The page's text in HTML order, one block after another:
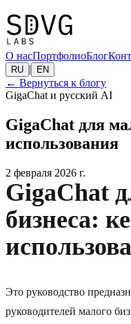
О насПортфолиоБлог
RU | EN
← Вернуться к блогу
GigaChat и русский AI
GigaChat для
использования
2 февраля 2026 г.
GigaChat
бизнеса:
Это руководство
руководителей малого